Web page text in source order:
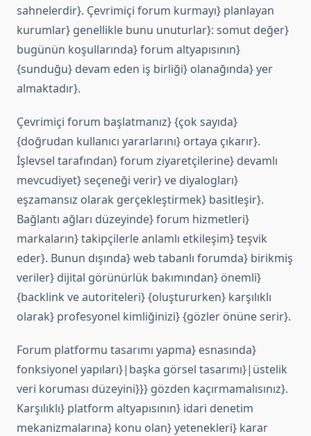
sahnelerdir}. Çevrimiçi forum kurmayı} planlayan
kurumlar} genellikle bunu unuturlar}: somut değer}
bugünün koşullarında} forum altyapısının}
{sunduğu} devam eden iş birliği} olanağında} yer
almaktadır}.
Çevrimiçi forum başlatmanız} {çok sayıda}
{doğrudan kullanıcı yararlarını} ortaya çıkarır}.
İşlevsel tarafından} forum ziyaretçilerine} devamlı
mevcudiyet} seçeneği verir} ve diyalogları}
eşzamansız olarak gerçekleştirmek} basitleşir}.
Bağlantı ağları düzeyinde} forum hizmetleri}
markaların} takipçilerle anlamlı etkileşim} teşvik
eder}. Bunun dışında} web tabanlı forumda} birikmiş
veriler} dijital görünürlük bakımından} önemli}
{backlink ve autoriteleri} {oluştururken} karşılıklı
olarak} profesyonel kimliğinizi} {gözler önüne serir}.
Forum platformu tasarımı yapma} esnasında}
fonksiyonel yapıları}|başka görsel tasarımı}|üstelik
veri koruması düzeyini}}} gözden kaçırmamalısınız}.
Karşılıklı} platform altyapısının} idari denetim
mekanizmalarına} konu olan} yetenekleri} karar